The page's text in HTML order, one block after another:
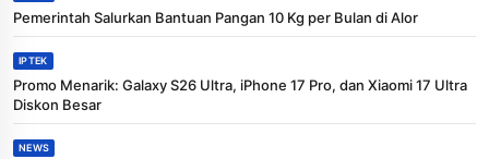
Pemerintah Salurkan Bantuan Pangan 10 Kg per Bulan di Alor
IPTEK
Promo Menarik: Galaxy S26 Ultra, iPhone 17 Pro, dan Xiaomi 17 Ultra
Diskon Besar
NEWS